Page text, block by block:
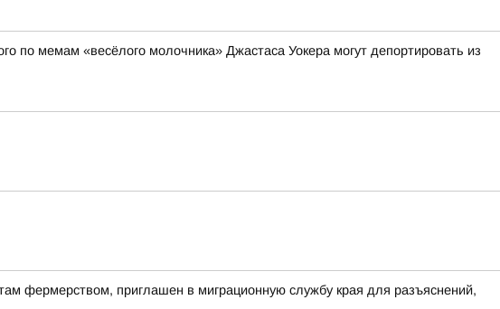
по мемам «весёлого молочника» Джастаса Уокера могут депортировать из
фермерством, приглашен в миграционную службу края для разъяснений,